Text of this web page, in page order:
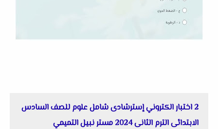
2 اختبار الكتروني إسترشادى شامل علوم للصف السادس
الابتدائى الترم الثانى 2024 مستر نبيل التميمي